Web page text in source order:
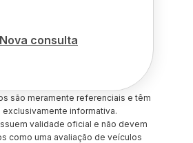
Nova consulta
são meramente referenciais e têm
informativa.
validade oficial e não devem
como uma avaliação de veículos